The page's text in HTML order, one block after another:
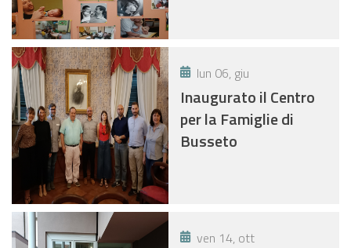
lun 06, giu
Inaugurato il Centro
per la Famiglie di
Busseto
ven 14, ott